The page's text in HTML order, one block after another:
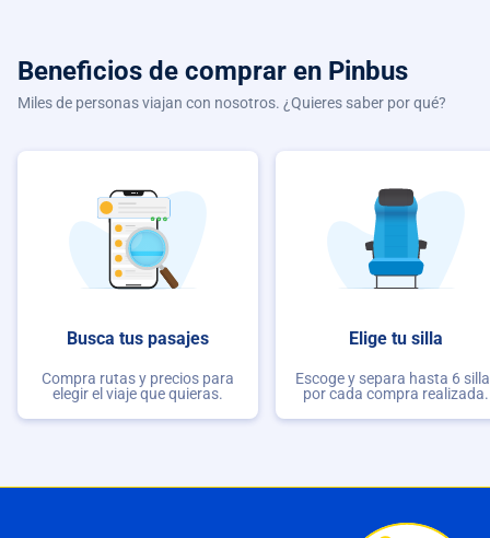
Beneficios de comprar en Pinbus
Miles de personas viajan con nosotros. ¿Quieres saber por qué?
Busca tus pasajes
Compra rutas y precios para
elegir el viaje que quieras.
Elige tu silla
Escoge y separa hasta 6
por cada compra realizada.